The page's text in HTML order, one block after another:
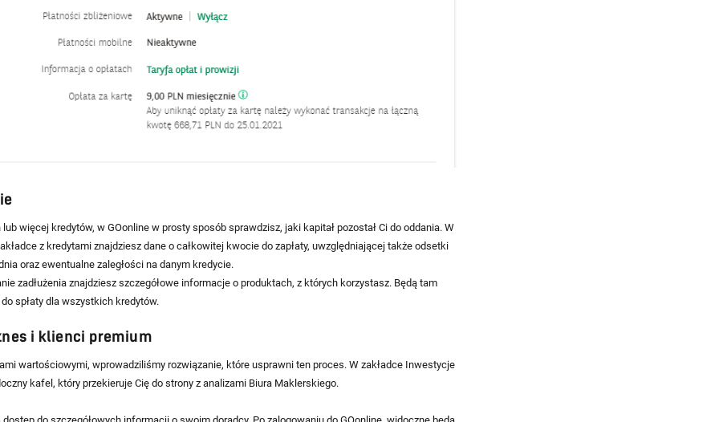
więcej kredytów, w GOonline w prosty sposób sprawdzisz, jaki kapitał pozostał Ci do oddania. W
z kredytami znajdziesz dane o całkowitej kwocie do zapłaty, uwzględniającej także odsetki
oraz ewentualne zaległości na danym kredycie.
zadłużenia znajdziesz szczegółowe informacje o produktach, z których korzystasz. Będą tam
spłaty dla wszystkich kredytów.
i klienci premium
wartościowymi, wprowadziliśmy rozwiązanie, które usprawni ten proces. W zakładce Inwestycje
kafel, który przekieruje Cię do strony z analizami Biura Maklerskiego.